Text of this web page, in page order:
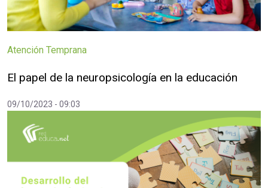
Atención Temprana
El papel de la neuropsicología en la educación
09/10/2023 - 09:03